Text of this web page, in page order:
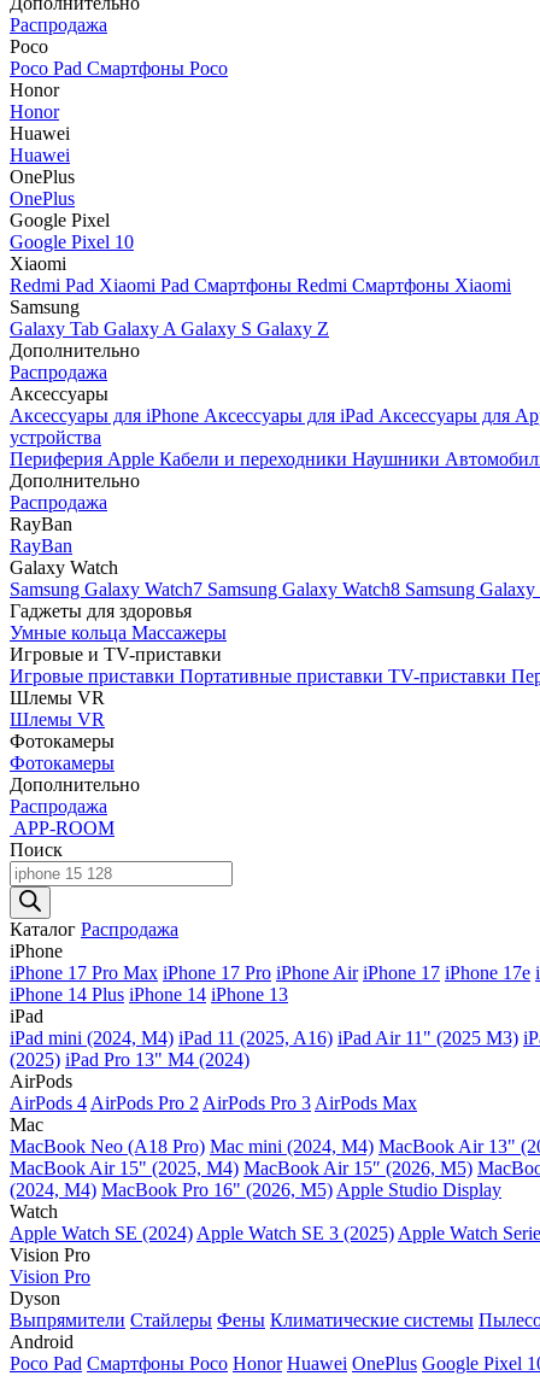
Распродажа
Poco
Poco Pad Смартфоны Poco
Honor
Honor
Huawei
Huawei
OnePlus
OnePlus
Google Pixel
Google Pixel 10
Xiaomi
Redmi Pad Xiaomi Pad Смартфоны Redmi Смартфоны Xiaomi
Samsung
Galaxy Tab Galaxy A Galaxy S Galaxy Z
Дополнительно
Распродажа
Аксессуары
Аксессуары для iPhone Аксессуары для iPad Аксессуары для
устройства
Периферия Apple Кабели и переходники Наушники
Дополнительно
Распродажа
RayBan
RayBan
Galaxy Watch
Samsung Galaxy Watch7 Samsung Galaxy Watch8 Samsung
Гаджеты для здоровья
Умные кольца Массажеры
Игровые и TV-приставки
Игровые приставки Портативные приставки TV-приставки
Шлемы VR
Шлемы VR
Фотокамеры
Фотокамеры
Дополнительно
Распродажа
APP-ROOM
Поиск
Поиск
товаров
Каталог Распродажа
iPhone
iPhone 17 Pro Max iPhone 17 Pro iPhone Air iPhone 17 iPhone 17e
iPhone 14 Plus iPhone 14 iPhone 13
iPad
iPad mini (2024, M4) iPad 11 (2025, A16) iPad Air 11" (2025 M3)
(2025) iPad Pro 13" M4 (2024)
AirPods
AirPods 4 AirPods Pro 2 AirPods Pro 3 AirPods Max
Mac
MacBook Neo (A18 Pro) Mac mini (2024, M4) MacBook Air 13"
MacBook Air 15" (2025, M4) MacBook Air 15″ (2026, M5)
(2024, M4) MacBook Pro 16" (2026, M5) Apple Studio Display
Watch
Apple Watch SE (2024) Apple Watch SE 3 (2025) Apple Watch
Vision Pro
Vision Pro
Dyson
Выпрямители Стайлеры Фены Климатические системы
Android
Poco Pad Смартфоны Poco Honor Huawei OnePlus Google Pixel